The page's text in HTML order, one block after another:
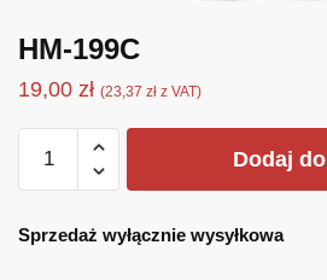
HM-199C
19,00 zł (23,37 zł z VAT)
HM-
Dodaj
Sprzedaż wyłącznie wysyłkowa